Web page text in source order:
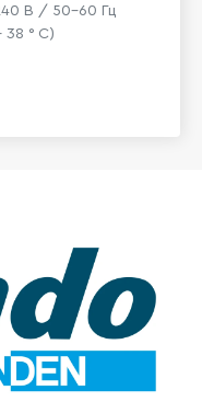
В / 50-60 Гц
38 ° C)